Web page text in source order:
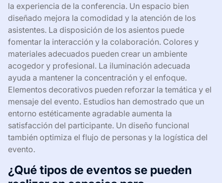
la experiencia de la conferencia. Un espacio bien
diseñado mejora la comodidad y la atención de los
asistentes. La disposición de los asientos puede
fomentar la interacción y la colaboración. Colores y
materiales adecuados pueden crear un ambiente
acogedor y profesional. La iluminación adecuada
ayuda a mantener la concentración y el enfoque.
Elementos decorativos pueden reforzar la temática y el
mensaje del evento. Estudios han demostrado que un
entorno estéticamente agradable aumenta la
satisfacción del participante. Un diseño funcional
también optimiza el flujo de personas y la logística del
evento.
¿Qué tipos de eventos se pueden